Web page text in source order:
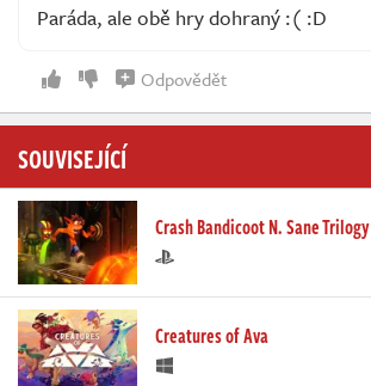
Paráda, ale obě hry dohraný :( :D
Odpovědět
SOUVISEJÍCÍ
Crash Bandicoot N. Sane Trilogy
Creatures of Ava